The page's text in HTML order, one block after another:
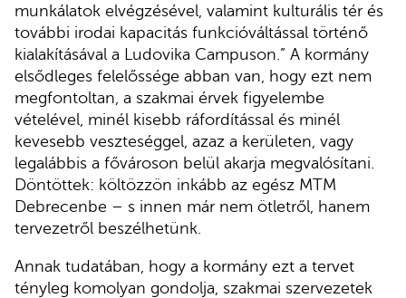
munkálatok elvégzésével, valamint kulturális tér és
további irodai kapacitás funkcióváltással történő
kialakításával a Ludovika Campuson.” A kormány
elsődleges felelőssége abban van, hogy ezt nem
megfontoltan, a szakmai érvek figyelembe
vételével, minél kisebb ráfordítással és minél
kevesebb veszteséggel, azaz a kerületen, vagy
legalábbis a fővároson belül akarja megvalósítani.
Döntöttek: költözzön inkább az egész MTM
Debrecenbe – s innen már nem ötletről, hanem
tervezetről beszélhetünk.
Annak tudatában, hogy a kormány ezt a tervet
tényleg komolyan gondolja, szakmai szervezetek